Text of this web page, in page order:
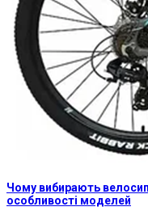
Чому вибирають
особливості моделей